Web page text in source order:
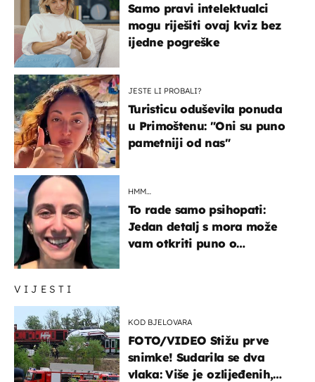
VIJESTI
KOD BJELOVARA
FOTO/VIDEO Stižu prve
snimke! Sudarila se dva
vlaka: Više je ozlijeđenih,
Samo pravi intelektualci
mogu riješiti ovaj kviz bez
ijedne pogreške
JESTE LI PROBALI?
Turisticu oduševila ponuda
u Primoštenu: "Oni su puno
pametniji od nas"
HMM…
To rade samo psihopati:
Jedan detalj s mora može
vam otkriti puno o